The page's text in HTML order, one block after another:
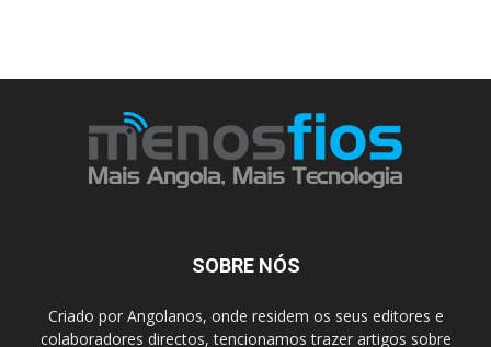
SOBRE NÓS
Criado por Angolanos, onde residem os seus editores e
colaboradores directos, tencionamos trazer artigos sobre